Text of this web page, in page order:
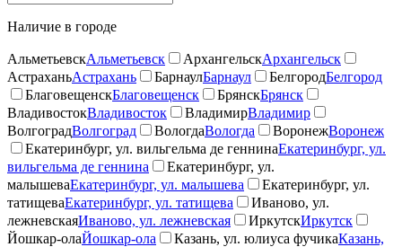
Наличие в городе
АльметьевскАльметьевск АрхангельскАрхангельск
АстраханьАстрахань БарнаулБарнаул БелгородБелгород
БлаговещенскБлаговещенск БрянскБрянск
ВладивостокВладивосток ВладимирВладимир
ВолгоградВолгоград ВологдаВологда ВоронежВоронеж
Екатеринбург, ул. вильгельма де геннинаЕкатеринбург, ул.
вильгельма де геннина
Екатеринбург, ул.
малышеваЕкатеринбург, ул. малышева
Екатеринбург, ул.
татищеваЕкатеринбург, ул. татищева
Иваново, ул.
лежневскаяИваново, ул. лежневская ИркутскИркутск
Йошкар-олаЙошкар-ола Казань, ул. юлиуса фучикаКазань,